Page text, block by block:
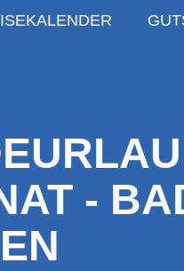
-